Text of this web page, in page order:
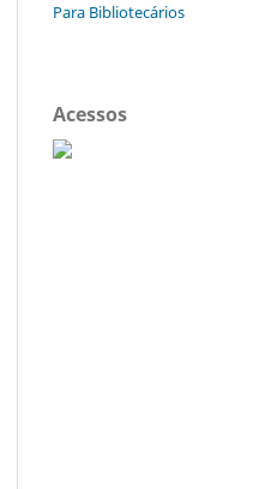
Para Bibliotecários
Acessos